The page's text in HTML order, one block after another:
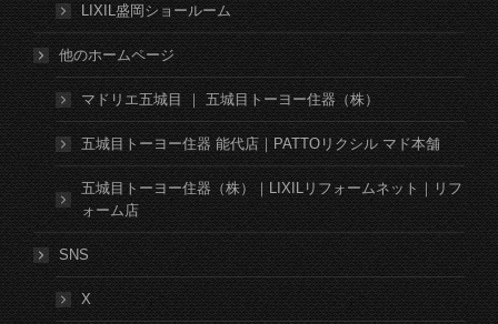
LIXIL盛岡ショールーム
他のホームページ
マドリエ五城目 ｜ 五城目トーヨー住器（株）
五城目トーヨー住器 能代店｜PATTOリクシル マド本舗
五城目トーヨー住器（株）｜LIXILリフォームネット｜リフ
ォーム店
SNS
X